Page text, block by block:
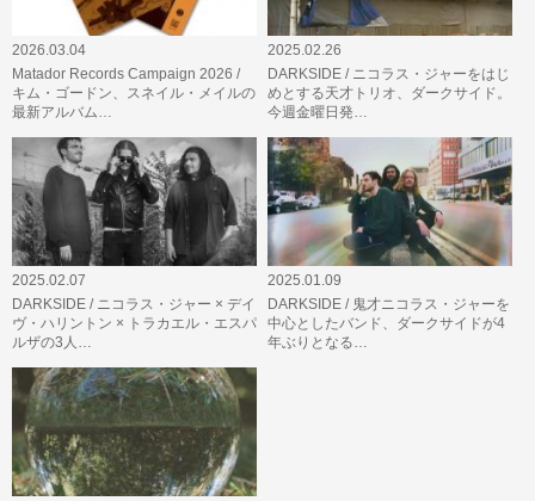
2026.03.04
Matador Records Campaign 2026 /
キム・ゴードン、スネイル・メイルの
最新アルバム…
2025.02.26
DARKSIDE / ニコラス・ジャーをはじ
めとする天才トリオ、ダークサイド。
今週金曜日発…
2025.02.07
DARKSIDE / ニコラス・ジャー × デイ
ヴ・ハリントン × トラカエル・エスパ
ルザの3人…
2025.01.09
DARKSIDE / 鬼才ニコラス・ジャーを
中心としたバンド、ダークサイドが4
年ぶりとなる…